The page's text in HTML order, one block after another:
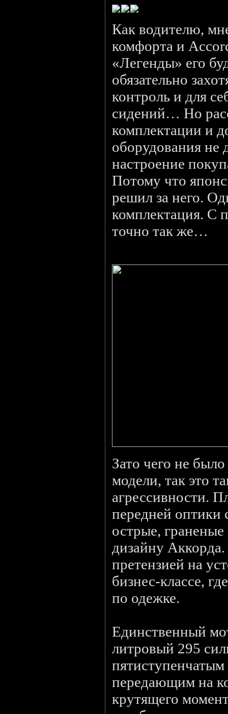
Как водителю,
комфорта и
«Легенды» его
обязательно
контроль и для
сидений… Но
комплектации и
оборудования не
настроение
Потому что
решил за него.
комплектация. С
точно так же…
Зато чего не
модели, так это
агрессивности.
передней оптики
острые,
дизайну
претензией на
бизнес-классе,
по одежке.
Единственный
литровый 295
передающим на
крутящего